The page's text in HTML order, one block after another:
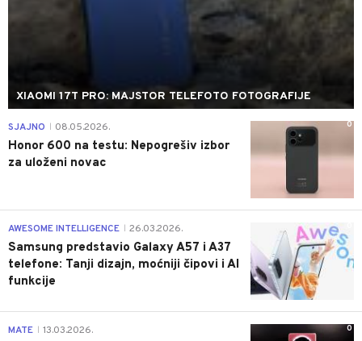
XIAOMI 17T PRO: MAJSTOR TELEFOTO FOTOGRAFIJE
0
SJAJNO 08.05.2026.
Honor 600 na testu: Nepogrešiv izbor
za uloženi novac
AWESOME INTELLIGENCE 26.03.2026.
Samsung predstavio Galaxy A57 i A37
telefone: Tanji dizajn, moćniji čipovi i AI
funkcije
0
MATE 13.03.2026.